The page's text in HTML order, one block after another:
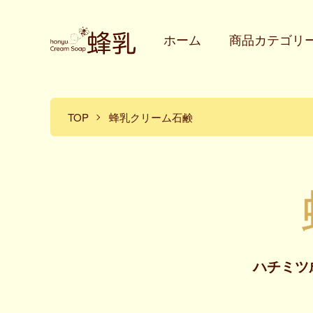
ホーム 商品カテゴリ
TOP 蜂乳クリーム石鹸
ハチミ